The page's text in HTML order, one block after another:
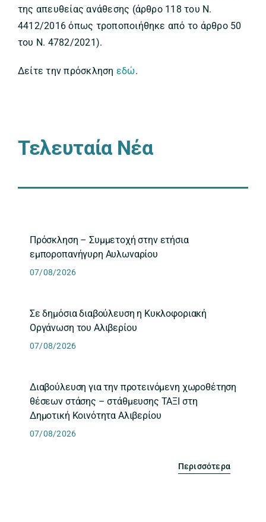
της απευθείας ανάθεσης (άρθρο 118 του Ν.
4412/2016 όπως τροποποιήθηκε από το άρθρο 50
του Ν. 4782/2021).
Δείτε την πρόσκληση εδώ.
Τελευταία Νέα
Πρόσκληση – Συμμετοχή στην ετήσια
εμποροπανήγυρη Αυλωναρίου
07/08/2026
Σε δημόσια διαβούλευση η Κυκλοφοριακή
Οργάνωση του Αλιβερίου
07/08/2026
Διαβούλευση για την προτεινόμενη χωροθέτηση
θέσεων στάσης – στάθμευσης ΤΑΞΙ στη
Δημοτική Κοινότητα Αλιβερίου
07/08/2026
Περισσότερα